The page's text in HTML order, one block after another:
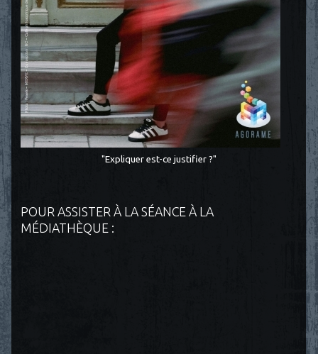
"Expliquer est-ce justifier ?"
POUR ASSISTER À LA SÉANCE À LA
MÉDIATHÈQUE :